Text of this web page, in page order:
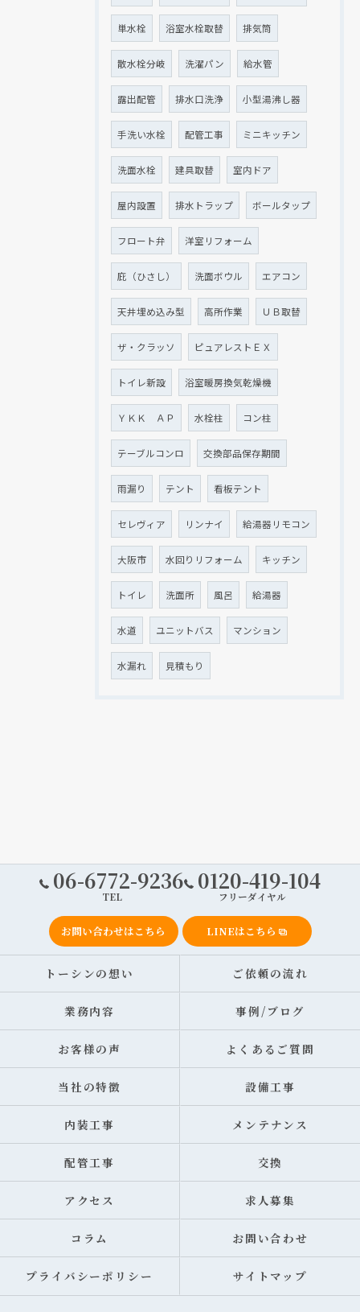
単水栓 浴室水栓取替 排気筒
散水栓分岐 洗濯パン 給水管
露出配管 排水口洗浄 小型湯沸し器
手洗い水栓 配管工事 ミニキッチン
洗面水栓 建具取替 室内ドア
屋内設置 排水トラップ ボールタップ
フロート弁 洋室リフォーム
庇（ひさし） 洗面ボウル エアコン
天井埋め込み型 高所作業 ＵＢ取替
ザ・クラッソ ピュアレストＥＸ
トイレ新設 浴室暖房換気乾燥機
ＹＫＫ ＡＰ 水栓柱 コン柱
テーブルコンロ 交換部品保存期間
雨漏り テント 看板テント
セレヴィア リンナイ 給湯器リモコン
大阪市 水回りリフォーム キッチン
トイレ 洗面所 風呂 給湯器
水道 ユニットバス マンション
水漏れ 見積もり
06-6772-9236
TEL
0120-419-104
フリーダイヤル
お問い合わせはこちら LINEはこちら
トーシンの想い ご依頼の流れ
業務内容 事例/ブログ
お客様の声 よくあるご質問
当社の特徴 設備工事
内装工事 メンテナンス
配管工事 交換
アクセス 求人募集
コラム お問い合わせ
プライバシーポリシー サイトマップ